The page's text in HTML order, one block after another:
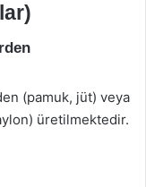
(pamuk, jüt) veya
üretilmektedir.